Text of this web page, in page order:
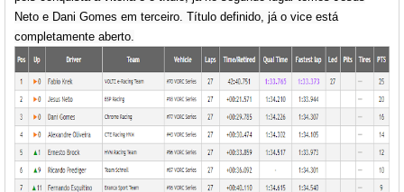
Neto e Dani Gomes em terceiro. Título definido, já o vice está
completamente aberto.